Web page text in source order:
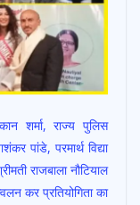
शर्मा, राज्य पुलिस
पांडे, परमार्थ विद्या
राजबाला नौटियाल
कर प्रतियोगिता का